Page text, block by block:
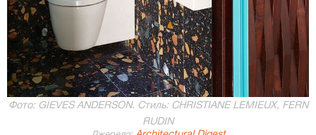
Фото: GIEVES ANDERSON. Стиль: CHRISTIANE LEMIEUX, FERN
RUDIN